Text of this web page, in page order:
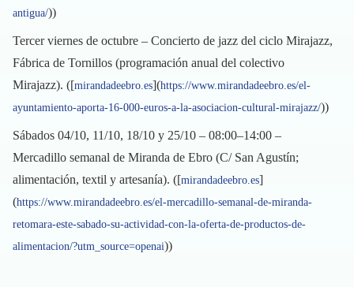
antigua/))
Tercer viernes de octubre – Concierto de jazz del ciclo Mirajazz,
Fábrica de Tornillos (programación anual del colectivo
Mirajazz). ([mirandadeebro.es](https://www.mirandadeebro.es/el-
ayuntamiento-aporta-16-000-euros-a-la-asociacion-cultural-mirajazz/))
Sábados 04/10, 11/10, 18/10 y 25/10 – 08:00–14:00 –
Mercadillo semanal de Miranda de Ebro (C/ San Agustín;
alimentación, textil y artesanía). ([mirandadeebro.es]
(https://www.mirandadeebro.es/el-mercadillo-semanal-de-miranda-
retomara-este-sabado-su-actividad-con-la-oferta-de-productos-de-
alimentacion/?utm_source=openai))